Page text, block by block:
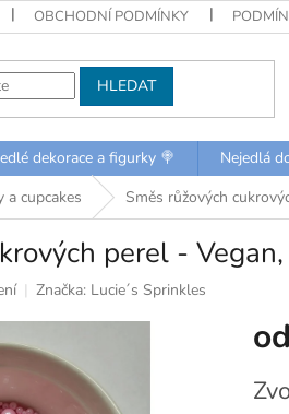
OBCHODNÍ PODMÍNKY
HLEDAT
dekorace a figurky 🍭 Nejedlá
a cupcakes Směs růžových
perel -
Značka: Lucie´s Sprinkles
od
cena: